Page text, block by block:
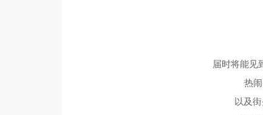
届时将能见
热
以及